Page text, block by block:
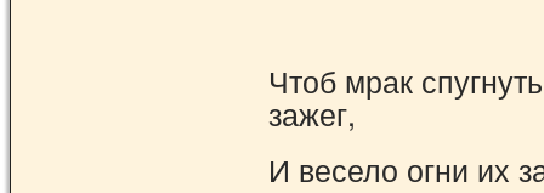
Чтоб мрак
зажег,
И весело огни их